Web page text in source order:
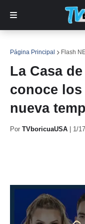
Página Principal Flash
La Casa
conoce
nueva
Por TVboricuaUSA 1/